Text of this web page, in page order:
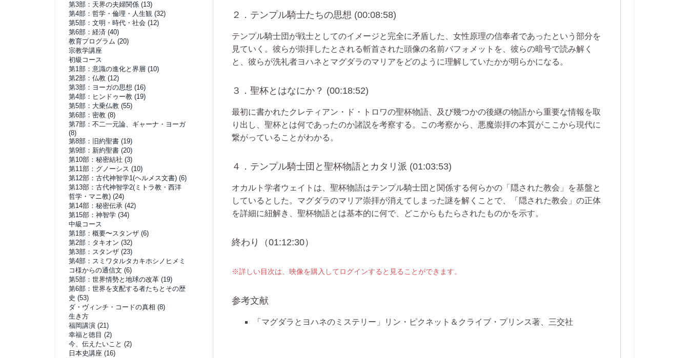
２．テンプル騎士たちの思想 (00:08:58)
テンプル騎士団が戦士としてのイメージと完全に矛盾した、女性原理の信奉者であったという部分を
見ていく。彼らが崇拝したとされる斬首された頭像の名前バフォメットを、彼らの暗号で読み解く
と、彼らが洗礼者ヨハネとマグダラのマリアをどのように理解していたかが明らかになる。
３．聖杯とはなにか？ (00:18:52)
最初に書かれたクレティアン・ド・トロワの聖杯物語、及び幾つかの後継の物語から重要な情報を取
り出し、聖杯とは何であったのか諸説を考察する。この考察から、悪魔崇拝の本質がここから現代に
繋がっていることがわかる。
４．テンプル騎士団と聖杯物語とカタリ派 (01:03:53)
オカルト学者ウェイトは、聖杯物語はテンプル騎士団と関係する何らかの「隠された教会」を基盤と
しているとした。マグダラのマリア崇拝が消えてしまった謎を解くことで、「隠された教会」の正体
を詳細に紐解き、聖杯物語とは基本的に何で、どこからもたらされたものかを示す。
終わり（01:12:30）
※詳しい目次は、映像を購入してログインすると見ることができます。
参考文献
「マグダラとヨハネのミステリー」リン・ピクネット＆クライブ・プリンス著、三交社
第3部：天界の夫婦関係 (13)
第4部：哲学・倫理・人生観 (32)
第5部：文明・時代・社会 (12)
第6部：経済 (40)
教育プログラム (20)
宗教学講座
初級コース
第1部：意識の進化と界層 (10)
第2部：仏教 (12)
第3部：ヨーガの思想 (16)
第4部：ヒンドゥー教 (19)
第5部：大乗仏教 (55)
第6部：密教 (8)
第7部：不二一元論、ギャーナ・ヨーガ
(8)
第8部：旧約聖書 (19)
第9部：新約聖書 (20)
第10部：秘密結社 (3)
第11部：グノーシス (10)
第12部：古代神智学1(ヘルメス文書) (6)
第13部：古代神智学2(ミトラ教・西洋
哲学・マニ教) (24)
第14部：秘密伝承 (42)
第15部：神智学 (34)
中級コース
第1部：概要〜スタンザ (6)
第2部：タキオン (32)
第3部：スタンザ (23)
第4部：スミワタルタカキホシノヒメミ
コ様からの通信文 (6)
第5部：世界情勢と地球の改革 (19)
第6部：世界を支配する者たちとその歴
史 (53)
ダ・ヴィンチ・コードの真相 (8)
生き方
福岡講演 (21)
幸福と徳目 (2)
今、伝えたいこと (2)
日本史講座 (16)